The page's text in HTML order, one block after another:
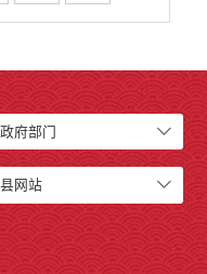
府部门
网站